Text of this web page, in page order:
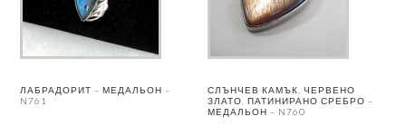
ЛАБРАДОРИТ – МЕДАЛЬОН –
N761
СЛЪНЧЕВ КАМЪК, ЧЕРВЕНО
ЗЛАТО, ПАТИНИРАНО СРЕБРО –
МЕДАЛЬОН – N760